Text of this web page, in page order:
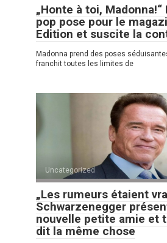
„Honte à toi,
pop pose pour le
Edition et suscite la
Madonna prend des poses
franchit toutes les limites de
Uncategorized
„Les rumeurs étaient
Schwarzenegger
nouvelle petite amie et
dit la même chose